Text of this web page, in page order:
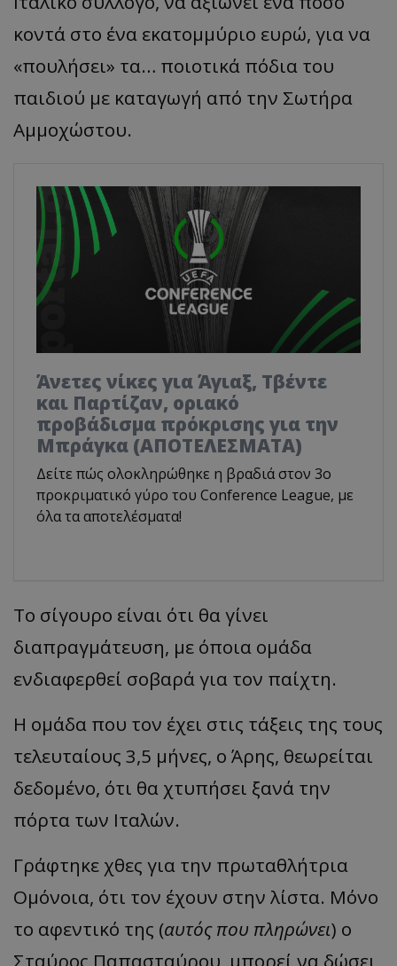
κοντά στο ένα εκατομμύριο ευρώ, για να
«πουλήσει» τα… ποιοτικά πόδια του
παιδιού με καταγωγή από την Σωτήρα
Αμμοχώστου.
Άνετες νίκες για Άγιαξ, Τβέντε
και Παρτίζαν, οριακό
προβάδισμα πρόκρισης για την
Μπράγκα (ΑΠΟΤΕΛΕΣΜΑΤΑ)
Δείτε πώς ολοκληρώθηκε η βραδιά στον 3ο
προκριματικό γύρο του Conference League, με
όλα τα αποτελέσματα!
Το σίγουρο είναι ότι θα γίνει
διαπραγμάτευση, με όποια ομάδα
ενδιαφερθεί σοβαρά για τον παίχτη.
Η ομάδα που τον έχει στις τάξεις της τους
τελευταίους 3,5 μήνες, ο Άρης, θεωρείται
δεδομένο, ότι θα χτυπήσει ξανά την
πόρτα των Ιταλών.
Γράφτηκε χθες για την πρωταθλήτρια
Ομόνοια, ότι τον έχουν στην λίστα. Μόνο
το αφεντικό της (αυτός που πληρώνει) ο